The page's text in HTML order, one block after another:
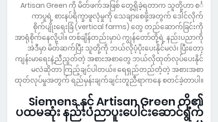
Artisan Green ကို မိတ်ဖက်အဖြစ် တွေ့ရှိခဲ့ရတာက သူတို့ဟာ စင်္
ကာပူရဲ့ စားနပ်ရိက္ခာဖူလုံမှုကို သေချာစေဖို့အတွက် ဒေါင်လိုက်
စိုက်ပျိုးရေးခြံ (vertical farms) တွေ တည်ဆောက်ခြင်းကို
အာရုံစိုက်နေလို့ပါ။ တစ်ချိန်တည်းမှာပဲ ကျွန်တော်တို့ရဲ့ နည်းပညာကို
အဲဒီမှာ မိတ်ဆက်ပြီး သူတို့ကို ဘယ်လိုပံ့ပိုးပေးနိုင်မလဲ၊ ပြီးတော့
ကျန်းမာရေးနဲ့ညီညွတ်တဲ့ အစားအစာတွေ ဘယ်လိုထုတ်လုပ်ပေးနိုင်
မလဲဆိုတာ ကြည့်ချင်ပါတယ်။ ရေရှည်တည်တံ့တဲ့ အစားအစာ
ထုတ်လုပ်မှုအတွက် ရည်မှန်းချက်ချင်းတူညီရာကနေ စတင်ခဲ့တာပါ။
.
Siemens နှင့် Artisan Green တို့၏
ပထမဆုံး နည်းပညာပူးပေါင်းဆောင်ရွက်